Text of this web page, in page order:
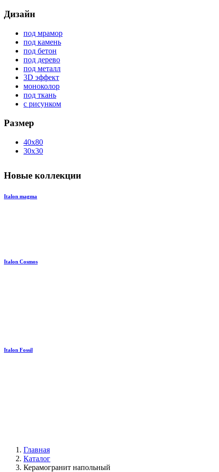
Дизайн
под мрамор
под камень
под бетон
под дерево
под металл
3D эффект
моноколор
под ткань
с рисунком
Размер
40x80
30x30
Новые коллекции
Italon magma
Italon Cosmos
Italon Fossil
Главная
Каталог
Керамогранит напольный